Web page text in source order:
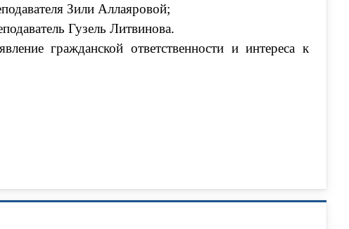
Зили Аллаяровой;
Гузель Литвинова.
гражданской ответственности и интереса к